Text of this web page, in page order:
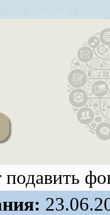
подавить